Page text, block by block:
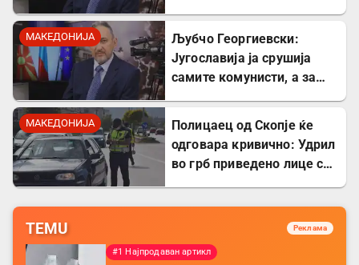
МАКЕДОНИЈА
Љубчо Георгиевски:
Југославија ја срушија
самите комунисти, а за
молчеа освен мене
МАКЕДОНИЈА
Полицаец од Скопје ќе
одговара кривично: Удрил
во грб приведено лице со
TEMU Реклама
#1 Најпродаван артикл